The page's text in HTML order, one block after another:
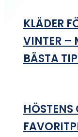
KLÄDER
VINTER –
BÄSTA